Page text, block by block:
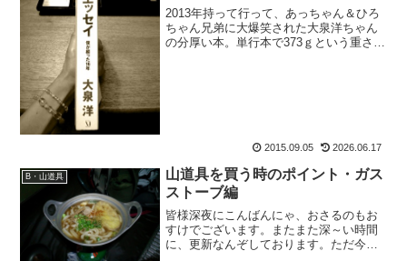
薦めヘアケアレポ
2013年持って行って、あっちゃん＆ひろ
ちゃん兄弟に大爆笑された大泉洋ちゃん
の分厚い本。単行本で373ｇという重さ。
2015.09.05 2026.06.17
B・山道具
山道具を買う時のポイント・ガス
ストーブ編
皆様深夜にこんばんにゃ、おさるのもお
すけでございます。またまた深～い時間
に、更新なんぞしております。ただ今、